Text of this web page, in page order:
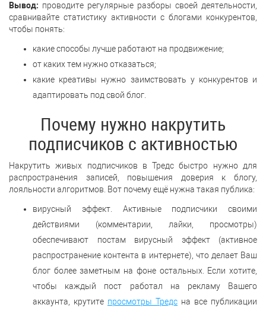
Вывод: проводите регулярные разборы своей деятельности,
сравнивайте статистику активности с блогами конкурентов,
чтобы понять:
какие способы лучше работают на продвижение;
от каких тем нужно отказаться;
какие креативы нужно заимствовать у конкурентов и
адаптировать под свой блог.
Почему нужно накрутить
подписчиков с активностью
Накрутить живых подписчиков в Тредс быстро нужно для
распространения записей, повышения доверия к блогу,
лояльности алгоритмов. Вот почему ещё нужна такая публика:
вирусный эффект. Активные подписчики своими
действиями (комментарии, лайки, просмотры)
обеспечивают постам вирусный эффект (активное
распространение контента в интернете), что делает Ваш
блог более заметным на фоне остальных. Если хотите,
чтобы каждый пост работал на рекламу Вашего
аккаунта, крутите просмотры Тредс на все публикации